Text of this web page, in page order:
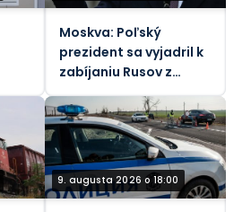
Moskva: Poľský
prezident sa vyjadril k
zabíjaniu Rusov z
„bezmocného hnevu“
9. augusta 2026 o 18:00